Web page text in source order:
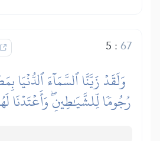
5 :67
وَلَقَدۡ زَيَّنَّا ٱلسَّمَآءَ
رُجُومٗا لِّلشَّيَٰطِينِۖ وَأَعۡتَدۡنَا